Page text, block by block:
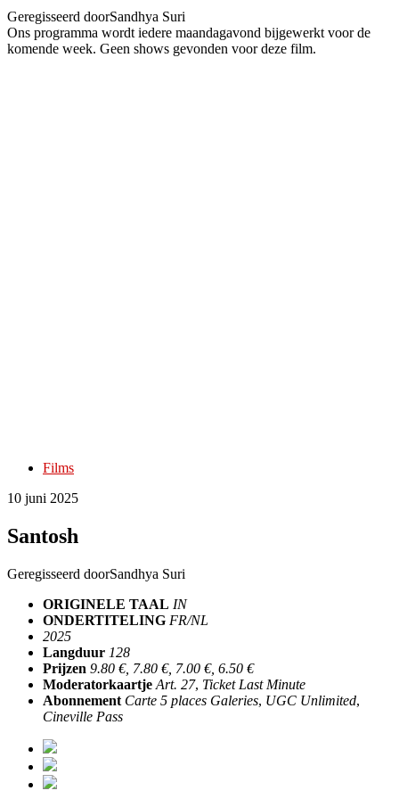
Geregisseerd doorSandhya Suri
Ons programma wordt iedere maandagavond bijgewerkt voor de
komende week. Geen shows gevonden voor deze film.
Films
10 juni 2025
Santosh
Geregisseerd doorSandhya Suri
ORIGINELE TAAL IN
ONDERTITELING FR/NL
2025
Langduur 128
Prijzen 9.80 €, 7.80 €, 7.00 €, 6.50 €
Moderatorkaartje Art. 27, Ticket Last Minute
Abonnement Carte 5 places Galeries, UGC Unlimited,
Cineville Pass